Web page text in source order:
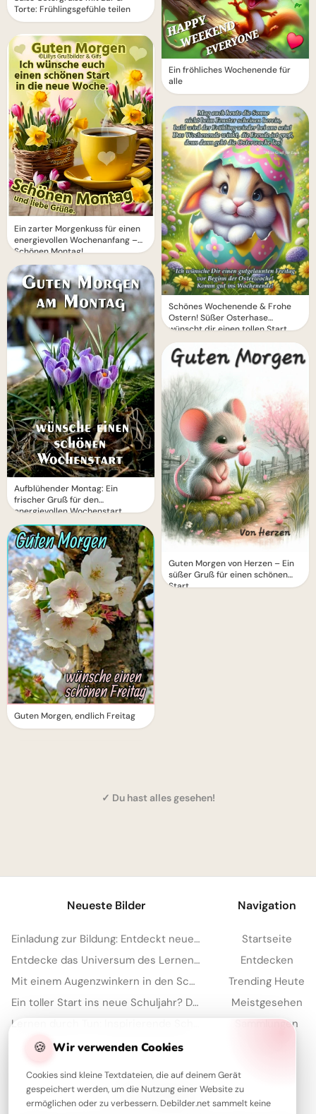
Torte: Frühlingsgefühle teilen
Ein zarter Morgenkuss für einen
energievollen Wochenanfang –
Schönen Montag!
Aufblühender Montag: Ein
frischer Gruß für den
energievollen Wochenstart
Guten Morgen, endlich Freitag
Ein fröhliches Wochenende für
alle
Schönes Wochenende & Frohe
Ostern! Süßer Osterhase
wünscht dir einen tollen Start
Guten Morgen von Herzen – Ein
süßer Gruß für einen schönen
Start
✓ Du hast alles gesehen!
🍪 Wir verwenden Cookies
Cookies sind kleine Textdateien, die auf deinem Gerät
gespeichert werden, um die Nutzung einer Website zu
ermöglichen oder zu verbessern. Debilder.net sammelt keine
Neueste Bilder
Einladung zur Bildung: Entdeckt neue Welten mit diesem Bild für Instagram!
Entdecke das Universum des Lernens: Motivierende Schulstart-Bilder für Telegram
Mit einem Augenzwinkern in den Schulalltag: Motivationskick für Telegram!
Ein toller Start ins neue Schuljahr? Diese Motivation teilst du per WhatsApp!
Navigation
Startseite
Entdecken
Trending Heute
Meistgesehen
Sammlungen
Über Debilder